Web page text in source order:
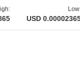
USD
per dimensione
alla sua offerta